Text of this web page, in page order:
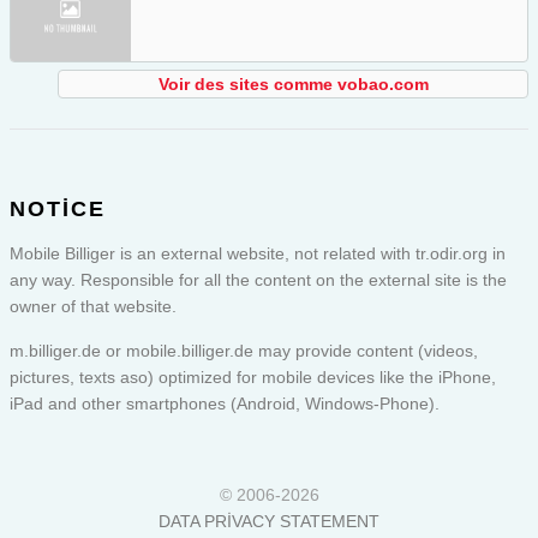
Voir des sites comme vobao.com
NOTICE
Mobile Billiger is an external website, not related with tr.odir.org in
any way. Responsible for all the content on the external site is the
owner of that website.
m.billiger.de or mobile.billiger.de may provide content (videos,
pictures, texts aso) optimized for mobile devices like the iPhone,
iPad and other smartphones (Android, Windows-Phone).
© 2006-2026
DATA PRIVACY STATEMENT